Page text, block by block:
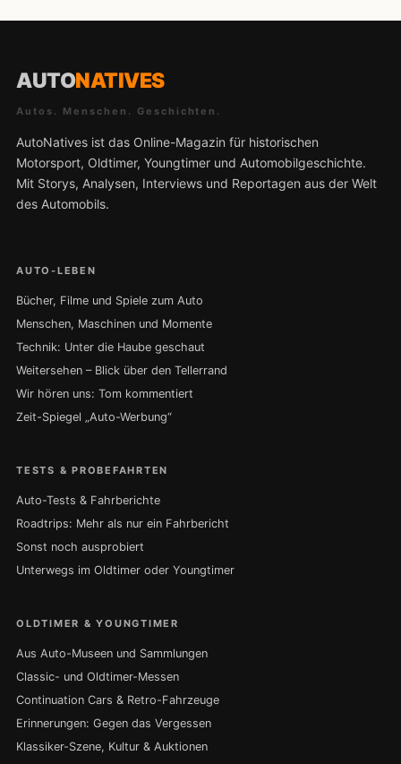
AUTONATIVES
Autos. Menschen. Geschichten.
AutoNatives ist das Online-Magazin für historischen
Motorsport, Oldtimer, Youngtimer und Automobilgeschichte.
Mit Storys, Analysen, Interviews und Reportagen aus der Welt
des Automobils.
AUTO-LEBEN
Bücher, Filme und Spiele zum Auto
Menschen, Maschinen und Momente
Technik: Unter die Haube geschaut
Weitersehen – Blick über den Tellerrand
Wir hören uns: Tom kommentiert
Zeit-Spiegel „Auto-Werbung“
TESTS & PROBEFAHRTEN
Auto-Tests & Fahrberichte
Roadtrips: Mehr als nur ein Fahrbericht
Sonst noch ausprobiert
Unterwegs im Oldtimer oder Youngtimer
OLDTIMER & YOUNGTIMER
Aus Auto-Museen und Sammlungen
Classic- und Oldtimer-Messen
Continuation Cars & Retro-Fahrzeuge
Erinnerungen: Gegen das Vergessen
Klassiker-Szene, Kultur & Auktionen